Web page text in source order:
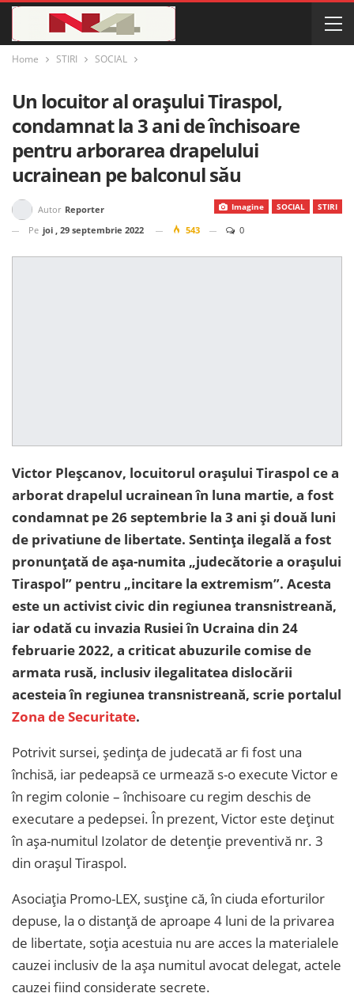
Home STIRI SOCIAL
Un locuitor al orașului Tiraspol,
condamnat la 3 ani de închisoare
pentru arborarea drapelului
ucrainean pe balconul său
Imagine SOCIAL STIRI
Autor Reporter
Pe joi , 29 septembrie 2022 543 0
Victor Pleșcanov, locuitorul orașului Tiraspol ce a
arborat drapelul ucrainean în luna martie, a fost
condamnat pe 26 septembrie la 3 ani și două luni
de privatiune de libertate. Sentința ilegală a fost
pronunțată de așa-numita „judecătorie a orașului
Tiraspol” pentru „incitare la extremism”. Acesta
este un activist civic din regiunea transnistreană,
iar odată cu invazia Rusiei în Ucraina din 24
februarie 2022, a criticat abuzurile comise de
armata rusă, inclusiv ilegalitatea dislocării
acesteia în regiunea transnistreană, scrie portalul
Zona de Securitate.
Potrivit sursei, ședința de judecată ar fi fost una
închisă, iar pedeapsă ce urmează s-o execute Victor e
în regim colonie – închisoare cu regim deschis de
executare a pedepsei. În prezent, Victor este deținut
în așa-numitul Izolator de detenție preventivă nr. 3
din orașul Tiraspol.
Asociația Promo-LEX, susține că, în ciuda eforturilor
depuse, la o distanță de aproape 4 luni de la privarea
de libertate, soția acestuia nu are acces la materialele
cauzei inclusiv de la așa numitul avocat delegat, actele
cauzei fiind considerate secrete.